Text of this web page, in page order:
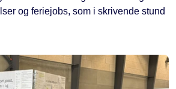
og feriejobs, som i skrivende stund